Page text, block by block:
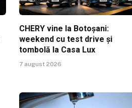
CHERY vine la Botoșani:
weekend cu test drive și
tombolă la Casa Lux
7 august 2026